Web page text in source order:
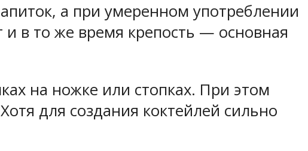
а при умеренном употреблении
в то же время крепость — основная
на ножке или стопках. При этом
для создания коктейлей сильно